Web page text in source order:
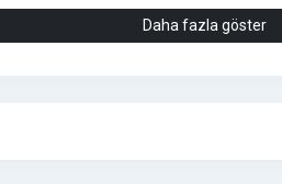
tanıtım yazılarınızda yüksek
ve hedef kitleyle
Daha fazla göster